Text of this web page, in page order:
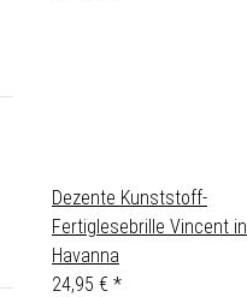
Dezente Kunststoff-
Fertiglesebrille Vincent in
Havanna
24,95 € *